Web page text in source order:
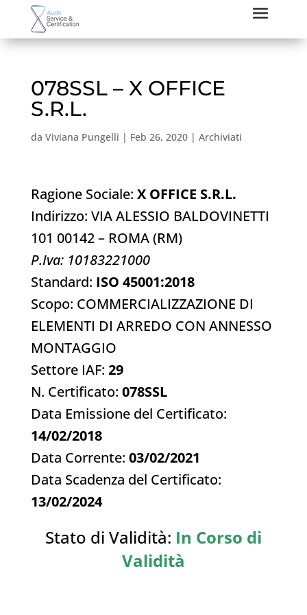
078SSL – X OFFICE
S.R.L.
da Viviana Pungelli | Feb 26, 2020| Archiviati
Ragione Sociale: X OFFICE S.R.L.
Indirizzo: VIA ALESSIO BALDOVINETTI
101 00142 – ROMA (RM)
P.Iva: 10183221000
Standard: ISO 45001:2018
Scopo: COMMERCIALIZZAZIONE DI
ELEMENTI DI ARREDO CON ANNESSO
MONTAGGIO
Settore IAF: 29
N. Certificato: 078SSL
Data Emissione del Certificato:
14/02/2018
Data Corrente: 03/02/2021
Data Scadenza del Certificato:
13/02/2024
Stato di Validità: In Corso di
Validità